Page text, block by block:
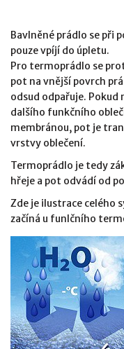
Bavlněné prádlo se při
pouze vpíjí do úpletu.
Pro termoprádlo se
pot na vnější povrch
odsud odpařuje.
dalšího funkčního
membránou, pot je
vrstvy oblečení.
Termoprádlo je tedy
hřeje a pot odvádí od
Zde je ilustrace celého
začíná u funlčního